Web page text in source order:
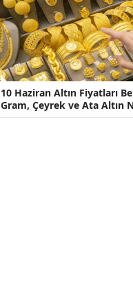
10 Haziran Altın Fiyatları
Gram, Çeyrek ve Ata Altın